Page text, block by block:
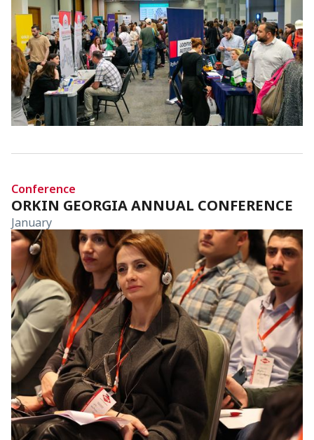
Conference
ORKIN GEORGIA ANNUAL CONFERENCE
January